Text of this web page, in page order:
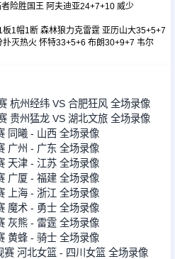
险胜国王 阿夫迪亚24+7+10 威少
1帽1断 森林狼力克雷霆 亚历山大35+5+7
灭热火 怀特33+5+6 布朗30+9+7 韦尔
杭州经纬 VS 合肥狂风 全场录像
贵州猛龙 VS 湖北文旅 全场录像
同曦 - 山西 全场录像
广州 - 广东 全场录像
天津 - 江苏 全场录像
广厦 - 福建 全场录像
上海 - 浙江 全场录像
魔术 - 勇士 全场录像
灰熊 - 雷霆 全场录像
黄蜂 - 骑士 全场录像
河北女篮 - 四川女篮 全场录像